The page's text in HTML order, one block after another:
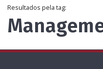
Resultados pela tag: